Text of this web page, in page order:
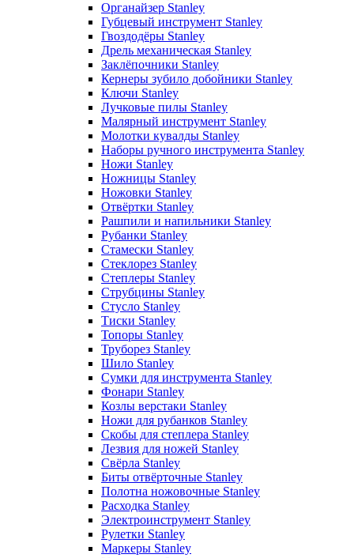
Органайзер Stanley
Губцевый инструмент Stanley
Гвоздодёры Stanley
Дрель механическая Stanley
Заклёпочники Stanley
Кернеры зубило добойники Stanley
Ключи Stanley
Лучковые пилы Stanley
Малярный инструмент Stanley
Молотки кувалды Stanley
Наборы ручного инструмента Stanley
Ножи Stanley
Ножницы Stanley
Ножовки Stanley
Отвёртки Stanley
Рашпили и напильники Stanley
Рубанки Stanley
Стамески Stanley
Стеклорез Stanley
Степлеры Stanley
Струбцины Stanley
Стусло Stanley
Тиски Stanley
Топоры Stanley
Труборез Stanley
Шило Stanley
Сумки для инструмента Stanley
Фонари Stanley
Козлы верстаки Stanley
Ножи для рубанков Stanley
Скобы для степлера Stanley
Лезвия для ножей Stanley
Свёрла Stanley
Биты отвёрточные Stanley
Полотна ножовочные Stanley
Расходка Stanley
Электроинструмент Stanley
Рулетки Stanley
Маркеры Stanley